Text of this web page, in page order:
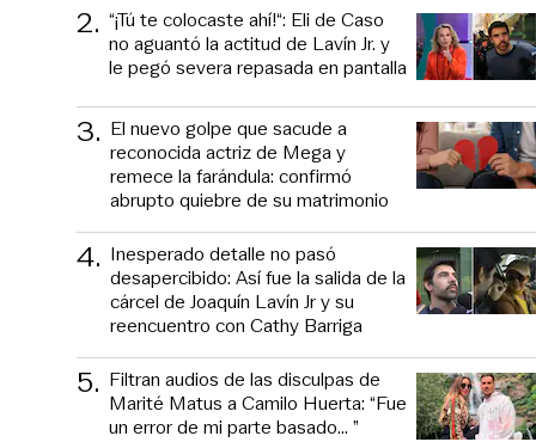
2. “¡Tú te colocaste ahí!“: Eli de Caso
no aguantó la actitud de Lavín Jr. y
le pegó severa repasada en pantalla
3. El nuevo golpe que sacude a
reconocida actriz de Mega y
remece la farándula: confirmó
abrupto quiebre de su matrimonio
4. Inesperado detalle no pasó
desapercibido: Así fue la salida de la
cárcel de Joaquín Lavín Jr y su
reencuentro con Cathy Barriga
5. Filtran audios de las disculpas de
Marité Matus a Camilo Huerta: “Fue
un error de mi parte basado... ”